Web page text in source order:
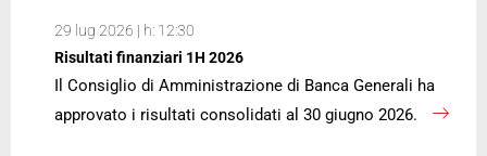
29 lug 2026 | h: 12:30
Risultati finanziari 1H 2026
Il Consiglio di Amministrazione di Banca Generali ha
approvato i risultati consolidati al 30 giugno 2026.